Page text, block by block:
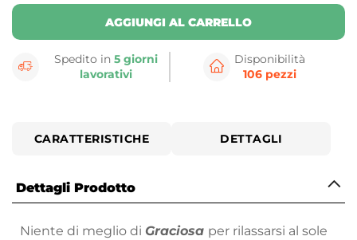
AGGIUNGI AL CARRELLO
Spedito in5 giorni
lavorativi
Disponibilità
106 pezzi
CARATTERISTICHE DETTAGLI
Dettagli Prodotto
Niente di meglio di Graciosa per rilassarsi al sole